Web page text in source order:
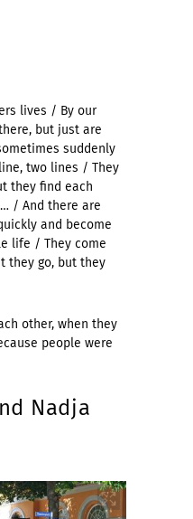
lives / By our
but just are
suddenly
two lines / They
they find each
/ And there are
and become
life / They come
they go, but they
other, when they
people were
Nadja